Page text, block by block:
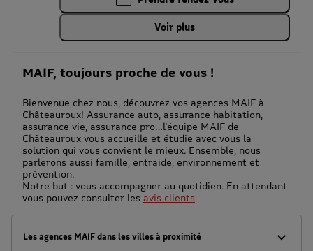
Voir plus
MAIF, toujours proche de vous !
Bienvenue chez nous, découvrez vos agences MAIF à
Châteauroux! Assurance auto, assurance habitation,
assurance vie, assurance pro…l'équipe MAIF de
Châteauroux vous accueille et étudie avec vous la
solution qui vous convient le mieux. Ensemble, nous
parlerons aussi famille, entraide, environnement et
prévention.
Notre but : vous accompagner au quotidien. En attendant
vous pouvez consulter les avis clients
Les agences MAIF dans les villes à proximité